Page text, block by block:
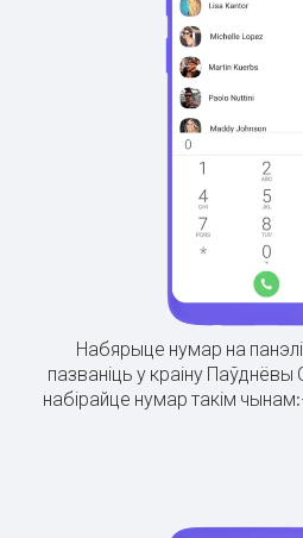
Набярыце нумар на
пазваніць у краіну Паўднёвы
набірайце нумар такім чынам: